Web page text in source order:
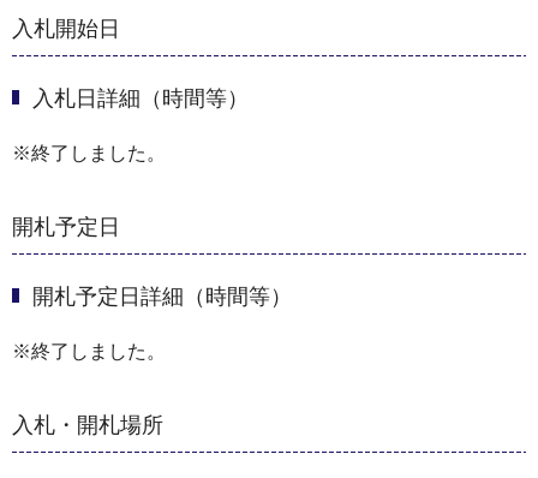
入札開始日
入札日詳細（時間等）
※終了しました。
開札予定日
開札予定日詳細（時間等）
※終了しました。
入札・開札場所